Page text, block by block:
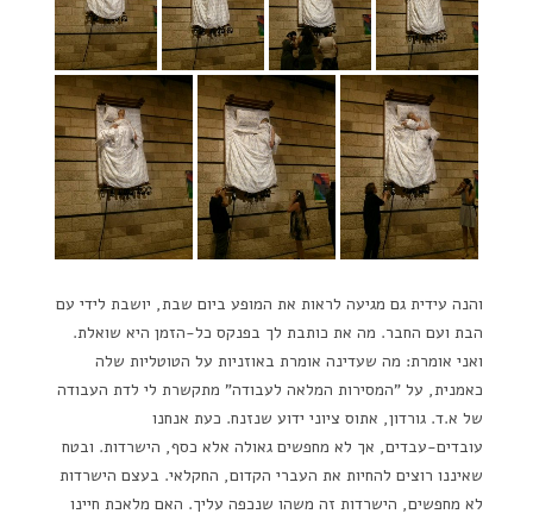
והנה עידית גם מגיעה לראות את המופע ביום שבת, יושבת לידי עם
הבת ועם החבר. מה את כותבת לך בפנקס כל-הזמן היא שואלת.
ואני אומרת: מה שעדינה אומרת באוזניות על הטוטליות שלה
כאמנית, על "המסירות המלאה לעבודה" מתקשרת לי לדת העבודה
של א.ד. גורדון, אתוס ציוני ידוע שנזנח. כעת אנחנו
עובדים-עבדים, אך לא מחפשים גאולה אלא כסף, הישרדות. ובטח
שאיננו רוצים להחיות את העברי הקדום, החקלאי. בעצם הישרדות
לא מחפשים, הישרדות זה משהו שנכפה עליך. האם מלאכת חיינו